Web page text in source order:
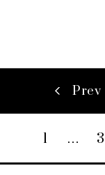
Prev
1 … 3